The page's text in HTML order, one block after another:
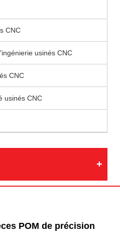
CNC
usinés CNC
CNC
usinés CNC
POM de précision